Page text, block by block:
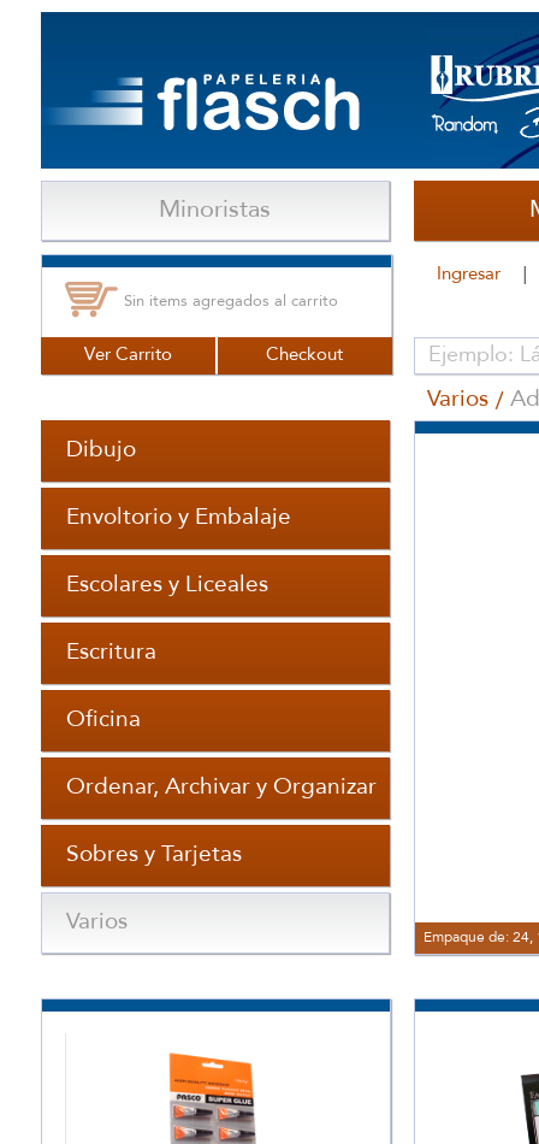
Minoristas
Sin items agregados al carrito
Ver Carrito Checkout
Dibujo
Envoltorio y Embalaje
Escolares y Liceales
Escritura
Oficina
Ordenar, Archivar y Organizar
Sobres y Tarjetas
Varios
Ingresar
Varios
Empaque de: 24,